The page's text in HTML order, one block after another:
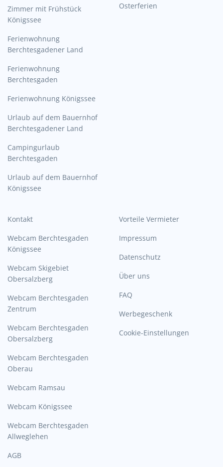
Zimmer mit Frühstück
Königssee
Ferienwohnung
Berchtesgadener Land
Ferienwohnung
Berchtesgaden
Ferienwohnung Königssee
Urlaub auf dem Bauernhof
Berchtesgadener Land
Campingurlaub
Berchtesgaden
Urlaub auf dem Bauernhof
Königssee
Osterferien
Kontakt
Webcam Berchtesgaden
Königssee
Webcam Skigebiet
Obersalzberg
Webcam Berchtesgaden
Zentrum
Webcam Berchtesgaden
Obersalzberg
Webcam Berchtesgaden
Oberau
Webcam Ramsau
Webcam Königssee
Webcam Berchtesgaden
Allweglehen
AGB
Vorteile Vermieter
Impressum
Datenschutz
Über uns
FAQ
Werbegeschenk
Cookie-Einstellungen